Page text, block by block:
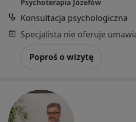
Psychoterapia Józefów
Konsultacja psychologiczna
Poproś o wizytę